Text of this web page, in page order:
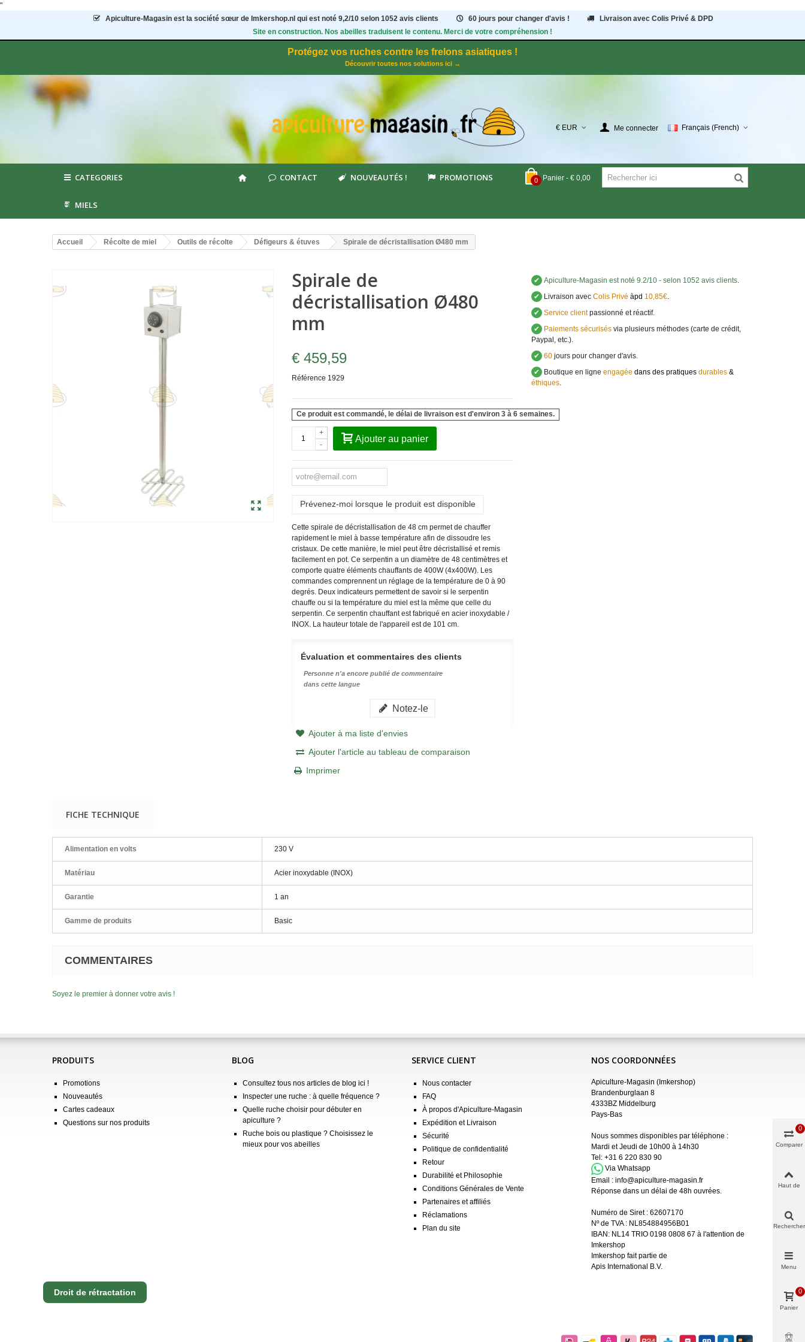
"
Apiculture-Magasin est la société sœur de Imkershop.nl qui est noté 9,2/10 selon 1052avis clients 60 jours pour changer d'avis !
Livraison avec Colis Privé & DPD
Site en construction. Nos abeilles traduisent le contenu. Merci de votre compréhension !
Protégez vos ruches contre les frelons asiatiques !
Découvrir toutes nos solutions ici →
€ EUR Me connecter Français (French)
0 Panier - € 0,00
CATEGORIES CONTACT NOUVEAUTÉS ! PROMOTIONS
MIELS
Accueil Récolte de miel Outils de récolte Défigeurs & étuves Spirale de décristallisation Ø480 mm
Spirale de
décristallisation Ø480
mm
€ 459,59
Référence 1929
Ce produit est commandé, le délai de livraison est d'environ 3 à 6 semaines.
-
+
Ajouter au panier
Prévenez-moi lorsque le produit est disponible
Cette spirale de décristallisation de 48 cm permet de chauffer
rapidement le miel à basse température afin de dissoudre les
cristaux. De cette manière, le miel peut être décristallisé et remis
facilement en pot. Ce serpentin a un diamètre de 48 centimètres et
comporte quatre éléments chauffants de 400W (4x400W). Les
commandes comprennent un réglage de la température de 0 à 90
degrés. Deux indicateurs permettent de savoir si le serpentin
chauffe ou si la température du miel est la même que celle du
serpentin. Ce serpentin chauffant est fabriqué en acier inoxydable /
INOX. La hauteur totale de l'appareil est de 101 cm.
Évaluation et commentaires des clients
Personne n'a encore publié de commentaire
dans cette langue
Notez-le
Ajouter à ma liste d'envies
Ajouter l'article au tableau de comparaison
Imprimer
✔ Apiculture-Magasin est noté 9.2/10 - selon 1052 avis clients.
✔ Livraison avecColis Privé àpd 10,85€.
✔ Service clientpassionné et réactif.
✔ Paiements sécurisésvia plusieurs méthodes (carte de crédit,
Paypal, etc.).
✔ 60jours pour changer d'avis.
✔ Boutique en ligne engagée dans des pratiques durables&
éthiques.
FICHE TECHNIQUE
Alimentation en volts 230 V
Matériau Acier inoxydable (INOX)
Garantie 1 an
Gamme de produits Basic
COMMENTAIRES
Soyez le premier à donner votre avis !
PRODUITS
Promotions
Nouveautés
Cartes cadeaux
Questions sur nos produits
BLOG
Consultez tous nos articles de blog ici !
Inspecter une ruche : à quelle fréquence ?
Quelle ruche choisir pour débuter en
apiculture ?
Ruche bois ou plastique ? Choisissez le
mieux pour vos abeilles
SERVICE CLIENT
Nous contacter
FAQ
À propos d'Apiculture-Magasin
Expédition et Livraison
Sécurité
Politique de confidentialité
Retour
Durabilité et Philosophie
Conditions Générales de Vente
Partenaires et affiliés
Réclamations
Plan du site
NOS COORDONNÉES
Apiculture-Magasin (Imkershop)
Brandenburglaan 8
4333BZ Middelburg
Pays-Bas
Nous sommes disponibles par téléphone :
Mardi et Jeudi de 10h00 à 14h30
Tel: +31 6 220 830 90
Via Whatsapp
Email : info@apiculture-magasin.fr
Réponse dans un délai de 48h ouvrées.
Numéro de Siret : 62607170
Nº de TVA : NL854884956B01
IBAN: NL14 TRIO 0198 0808 67 à l'attention de
Imkershop
Imkershop fait partie de
Apis International B.V.
Droit de rétractation
Comparer
0
Haut de
Rechercher
Menu
Panier
0